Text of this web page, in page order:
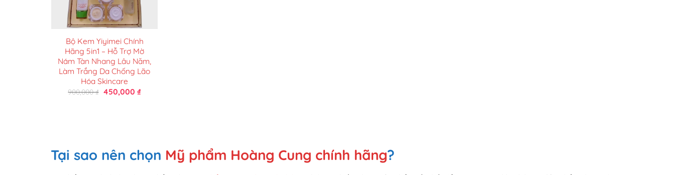
Bộ Kem Yiyimei Chính
Hãng 5in1 – Hỗ Trợ Mờ
Nám Tàn Nhang Lâu Năm,
Làm Trắng Da Chống Lão
Hóa Skincare
900,000₫ Giá
gốc
450,000 ₫Giá
Tại sao nên chọn Mỹ phẩm Hoàng Cung chính hãng?